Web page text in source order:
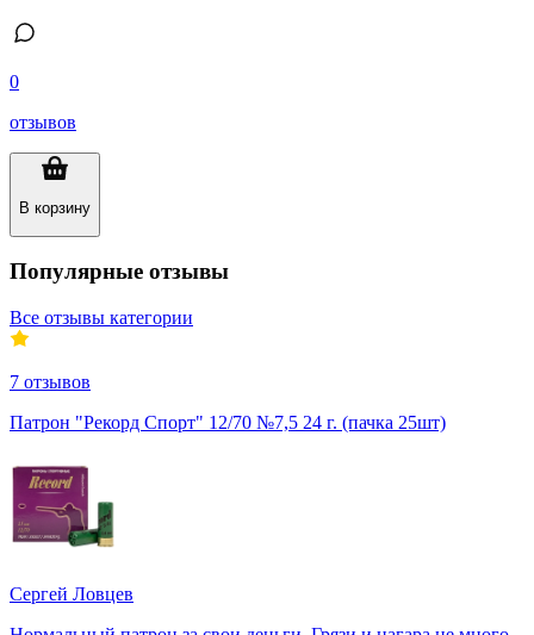
0
отзывов
В корзину
Популярные отзывы
Все отзывы категории
7 отзывов
Патрон "Рекорд Спорт" 12/70 №7,5 24 г. (пачка 25шт)
Сергей Ловцев